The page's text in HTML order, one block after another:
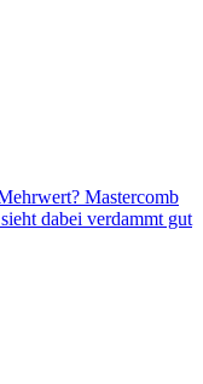
Mastercomb
dabei verdammt gut